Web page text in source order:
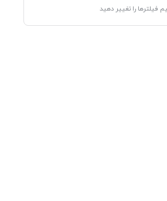
فیلترها را تغییر دهید